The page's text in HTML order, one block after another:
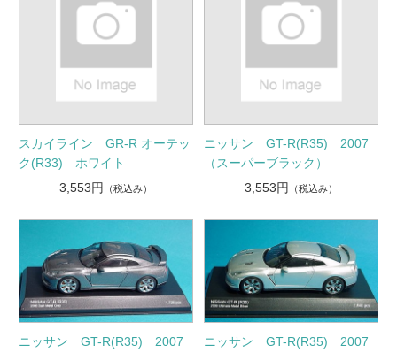
スカイライン GR-R オーテッ
ク(R33) ホワイト
3,553円
（税込み）
ニッサン GT-R(R35) 2007
（スーパーブラック）
3,553円
（税込み）
ニッサン GT-R(R35) 2007
ニッサン GT-R(R35) 2007